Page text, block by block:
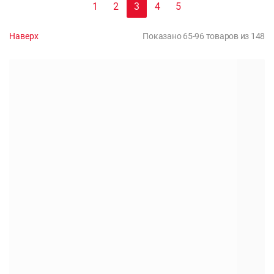
1 2 3 4 5
Наверх Показано 65-96 товаров из 148